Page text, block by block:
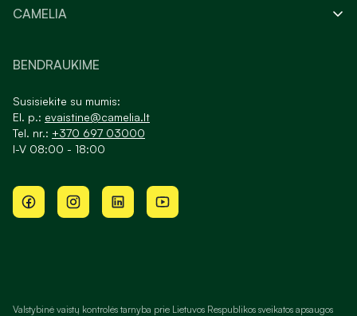
CAMELIA
BENDRAUKIME
Susisiekite su mumis:
El. p.: evaistine@camelia.lt
Tel. nr.: +370 697 03000
I-V 08:00 - 18:00
Valstybinė vaistų kontrolės tarnyba prie Lietuvos Respublikos sveikatos apsaugos